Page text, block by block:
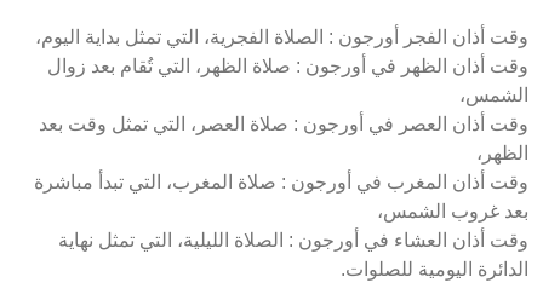
وقت أذان الفجر أورجون : الصلاة الفجرية، التي تمثل بداية اليوم،
وقت أذان الظهر في أورجون : صلاة الظهر، التي تُقام بعد زوال
الشمس،
وقت أذان العصر في أورجون : صلاة العصر، التي تمثل وقت بعد
الظهر،
وقت أذان المغرب في أورجون : صلاة المغرب، التي تبدأ مباشرة
بعد غروب الشمس،
وقت أذان العشاء في أورجون : الصلاة الليلية، التي تمثل نهاية
الدائرة اليومية للصلوات.